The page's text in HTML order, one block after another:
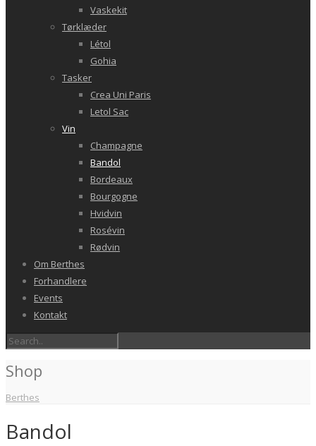
Vaskekit
Tørklæder
Létol
Gohia
Tasker
Crea Uni Paris
Letol Sac
Vin
Champagne
Bandol
Bordeaux
Bourgogne
Hvidvin
Rosévin
Rødvin
Om Berthes
Forhandlere
Events
Kontakt
Shop
Berthes
Bandol